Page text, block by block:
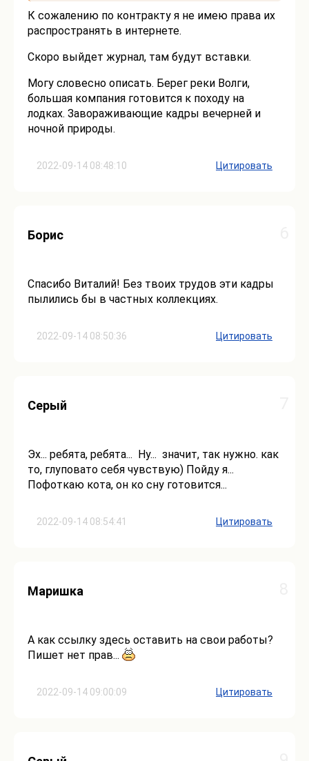
2022-09-14 08:48:10
К сожалению по контракту я не имею права их
распространять в интернете.
Скоро выйдет журнал, там будут вставки.
Могу словесно описать. Берег реки Волги,
большая компания готовится к походу на
лодках. Завораживающие кадры вечерней и
ночной природы.
Цитировать
2022-09-14 08:50:36
Борис
Спасибо Виталий! Без твоих трудов эти кадры
пылились бы в частных коллекциях.
Цитировать
2022-09-14 08:54:41
Серый
Эх... ребята, ребята... Ну... значит, так нужно. как
то, глуповато себя чувствую) Пойду я...
Пофоткаю кота, он ко сну готовится...
Цитировать
2022-09-14 09:00:09
Маришка
А как ссылку здесь оставить на свои работы?
Пишет нет прав...
Цитировать